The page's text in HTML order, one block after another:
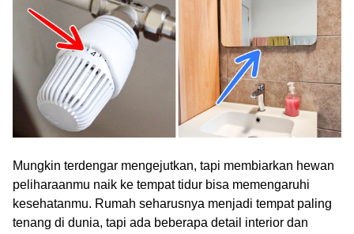
Mungkin terdengar mengejutkan, tapi membiarkan hewan
peliharaanmu naik ke tempat tidur bisa memengaruhi
kesehatanmu. Rumah seharusnya menjadi tempat paling
tenang di dunia, tapi ada beberapa detail interior dan